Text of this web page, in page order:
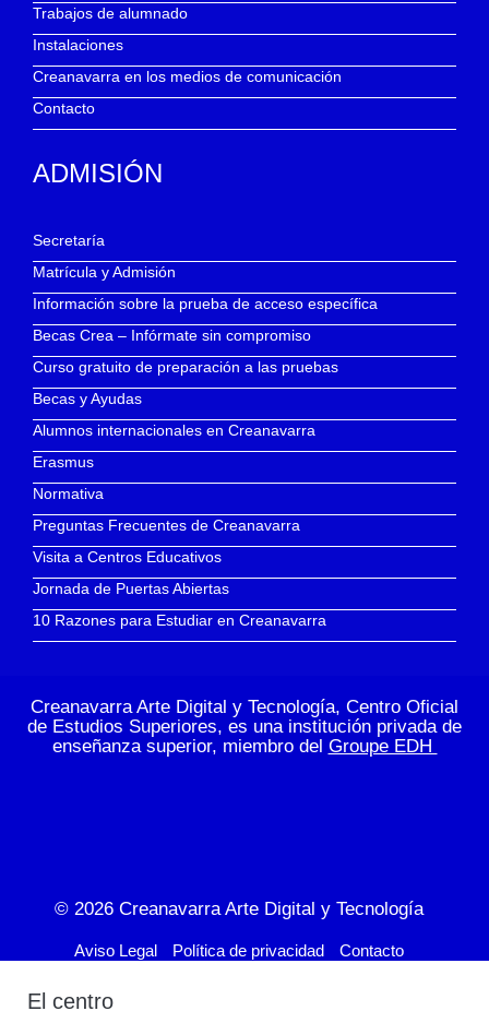
Trabajos de alumnado
Instalaciones
Creanavarra en los medios de comunicación
Contacto
ADMISIÓN
Secretaría
Matrícula y Admisión
Información sobre la prueba de acceso específica
Becas Crea – Infórmate sin compromiso
Curso gratuito de preparación a las pruebas
Becas y Ayudas
Alumnos internacionales en Creanavarra
Erasmus
Normativa
Preguntas Frecuentes de Creanavarra
Visita a Centros Educativos
Jornada de Puertas Abiertas
10 Razones para Estudiar en Creanavarra
Creanavarra Arte Digital y Tecnología, Centro Oficial
de Estudios Superiores, es una institución privada de
enseñanza superior, miembro del Groupe EDH
© 2026 Creanavarra Arte Digital y Tecnología
Aviso Legal Política de privacidad Contacto
El centro